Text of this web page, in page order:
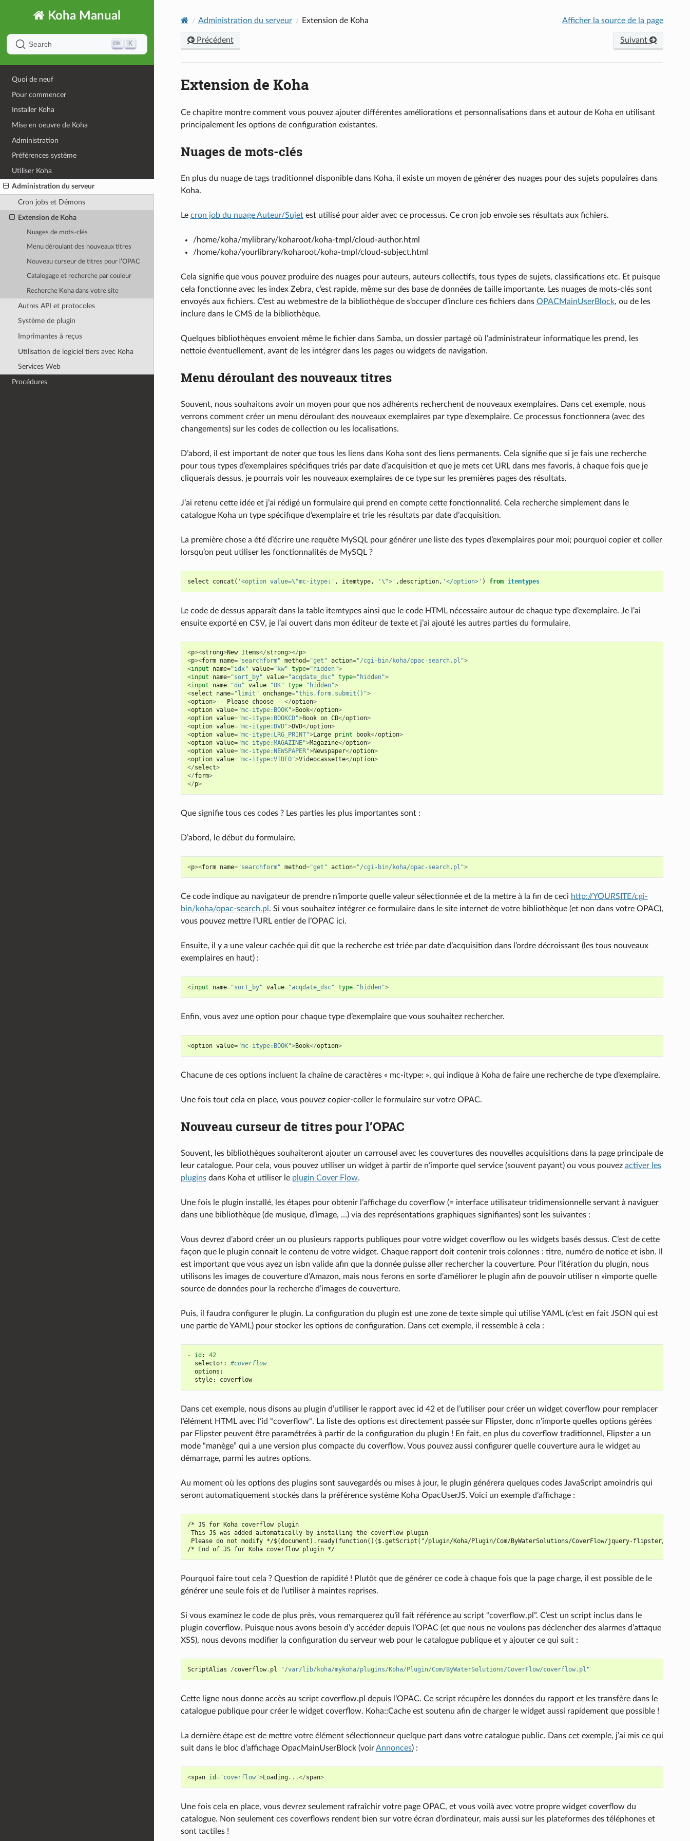
Koha Manual
Search K
Quoi de neuf
Pour commencer
Installer Koha
Mise en oeuvre de Koha
Administration
Préférences système
Utiliser Koha
Administration du serveur
Cron jobs et Démons
Extension de Koha
Nuages de mots-clés
Menu déroulant des nouveaux titres
Nouveau curseur de titres pour l’OPAC
Catalogage et recherche par couleur
Recherche Koha dans votre site
Autres API et protocoles
Système de plugin
Imprimantes à reçus
Utilisation de logiciel tiers avec Koha
Services Web
Procédures
Administration du serveur Extension de Koha Afficher la source de la page
Précédent Suivant
Extension de Koha
Ce chapitre montre comment vous pouvez ajouter différentes améliorations et personnalisations dans et autour de Koha en utilisant
principalement les options de configuration existantes.
Nuages de mots-clés
En plus du nuage de tags traditionnel disponible dans Koha, il existe un moyen de générer des nuages pour des sujets populaires dans
Koha.
Le cron job du nuage Auteur/Sujetest utilisé pour aider avec ce processus. Ce cron job envoie ses résultats aux fichiers.
/home/koha/mylibrary/koharoot/koha-tmpl/cloud-author.html
/home/koha/yourlibrary/koharoot/koha-tmpl/cloud-subject.html
Cela signifie que vous pouvez produire des nuages pour auteurs, auteurs collectifs, tous types de sujets, classifications etc. Et puisque
cela fonctionne avec les index Zebra, c’est rapide, même sur des base de données de taille importante. Les nuages de mots-clés sont
envoyés aux fichiers. C’est au webmestre de la bibliothèque de s’occuper d’inclure ces fichiers dans OPACMainUserBlock, ou de les
inclure dans le CMS de la bibliothèque.
Quelques bibliothèques envoient même le fichier dans Samba, un dossier partagé où l’administrateur informatique les prend, les
nettoie éventuellement, avant de les intégrer dans les pages ou widgets de navigation.
Menu déroulant des nouveaux titres
Souvent, nous souhaitons avoir un moyen pour que nos adhérents recherchent de nouveaux exemplaires. Dans cet exemple, nous
verrons comment créer un menu déroulant des nouveaux exemplaires par type d’exemplaire. Ce processus fonctionnera (avec des
changements) sur les codes de collection ou les localisations.
D’abord, il est important de noter que tous les liens dans Koha sont des liens permanents. Cela signifie que si je fais une recherche
pour tous types d’exemplaires spécifiques triés par date d’acquisition et que je mets cet URL dans mes favoris, à chaque fois que je
cliquerais dessus, je pourrais voir les nouveaux exemplaires de ce type sur les premières pages des résultats.
J’ai retenu cette idée et j’ai rédigé un formulaire qui prend en compte cette fonctionnalité. Cela recherche simplement dans le
catalogue Koha un type spécifique d’exemplaire et trie les résultats par date d’acquisition.
La première chose a été d’écrire une requête MySQL pour générer une liste des types d’exemplaires pour moi; pourquoi copier et coller
lorsqu’on peut utiliser les fonctionnalités de MySQL ?
select concat ( '<option value=\"mc-itype:' , itemtype, ' \">' ,description, '</option>' ) from itemtypes
Le code de dessus apparaît dans la table itemtypes ainsi que le code HTML nécessaire autour de chaque type d’exemplaire. Je l’ai
ensuite exporté en CSV, je l’ai ouvert dans mon éditeur de texte et j’ai ajouté les autres parties du formulaire.
<p><strong>New Items</strong></p>
<p><form name="searchform" method="get" action="/cgi-bin/koha/opac-search.pl">
<input name="idx" value="kw" type="hidden">
<input name="sort_by" value="acqdate_dsc" type="hidden">
<input name="do" value="OK" type="hidden">
<select name="limit" onchange="this.form.submit()">
<option>-- Please choose --</option>
<option value="mc-itype:BOOK">Book</option>
<option value="mc-itype:BOOKCD">Book on CD</option>
<option value="mc-itype:DVD">DVD</option>
<option value="mc-itype:LRG_PRINT">Large print book</option>
<option value="mc-itype:MAGAZINE">Magazine</option>
<option value="mc-itype:NEWSPAPER">Newspaper</option>
<option value="mc-itype:VIDEO">Videocassette</option>
</select>
</form>
</p>
Que signifie tous ces codes ? Les parties les plus importantes sont :
D’abord, le début du formulaire.
<p><form name="searchform" method="get" action="/cgi-bin/koha/opac-search.pl">
Ce code indique au navigateur de prendre n’importe quelle valeur sélectionnée et de la mettre à la fin de ceci http://YOURSITE/cgi-
bin/koha/opac-search.pl . Si vous souhaitez intégrer ce formulaire dans le site internet de votre bibliothèque (et non dans votre OPAC),
vous pouvez mettre l’URL entier de l’OPAC ici.
Ensuite, il y a une valeur cachée qui dit que la recherche est triée par date d’acquisition dans l’ordre décroissant (les tous nouveaux
exemplaires en haut) :
<input name="sort_by" value="acqdate_dsc" type="hidden">
Enfin, vous avez une option pour chaque type d’exemplaire que vous souhaitez rechercher.
<option value="mc-itype:BOOK">Book</option>
Chacune de ces options incluent la chaîne de caractères « mc-itype: », qui indique à Koha de faire une recherche de type d’exemplaire.
Une fois tout cela en place, vous pouvez copier-coller le formulaire sur votre OPAC.
Nouveau curseur de titres pour l’OPAC
Souvent, les bibliothèques souhaiteront ajouter un carrousel avec les couvertures des nouvelles acquisitions dans la page principale de
leur catalogue. Pour cela, vous pouvez utiliser un widget à partir de n’importe quel service (souvent payant) ou vous pouvez activer les
pluginsdans Koha et utiliser le plugin Cover Flow.
Une fois le plugin installé, les étapes pour obtenir l’affichage du coverflow (= interface utilisateur tridimensionnelle servant à naviguer
dans une bibliothèque (de musique, d’image, …) via des représentations graphiques signifiantes) sont les suivantes :
Vous devrez d’abord créer un ou plusieurs rapports publiques pour votre widget coverflow ou les widgets basés dessus. C’est de cette
façon que le plugin connait le contenu de votre widget. Chaque rapport doit contenir trois colonnes : titre, numéro de notice et isbn. Il
est important que vous ayez un isbn valide afin que la donnée puisse aller rechercher la couverture. Pour l’itération du plugin, nous
utilisons les images de couverture d’Amazon, mais nous ferons en sorte d’améliorer le plugin afin de pouvoir utiliser n »importe quelle
source de données pour la recherche d’images de couverture.
Puis, il faudra configurer le plugin. La configuration du plugin est une zone de texte simple qui utilise YAML (c’est en fait JSON qui est
une partie de YAML) pour stocker les options de configuration. Dans cet exemple, il ressemble à cela :
- id :
42
selector:
#coverflow
options :
style: coverflow
Dans cet exemple, nous disons au plugin d’utiliser le rapport avec id 42 et de l’utiliser pour créer un widget coverflow pour remplacer
l’élément HTML avec l’id “coverflow“. La liste des options est directement passée sur Flipster, donc n’importe quelles options gérées
par Flipster peuvent être paramétrées à partir de la configuration du plugin ! En fait, en plus du coverflow traditionnel, Flipster a un
mode “manège” qui a une version plus compacte du coverflow. Vous pouvez aussi configurer quelle couverture aura le widget au
démarrage, parmi les autres options.
Au moment où les options des plugins sont sauvegardés ou mises à jour, le plugin générera quelques codes JavaScript amoindris qui
seront automatiquement stockés dans la préférence système Koha OpacUserJS. Voici un exemple d’affichage :
/* JS for Koha coverflow plugin
This JS was added automatically by installing the coverflow plugin
Please do not modify */$(document).ready(function(){$.getScript("/plugin/Koha/Plugin/Com/ByWaterSolutions/CoverFlow/
/* End of JS for Koha coverflow plugin */
Pourquoi faire tout cela ? Question de rapidité ! Plutôt que de générer ce code à chaque fois que la page charge, il est possible de le
générer une seule fois et de l’utiliser à maintes reprises.
Si vous examinez le code de plus près, vous remarquerez qu’il fait référence au script “coverflow.pl”. C’est un script inclus dans le
plugin coverflow. Puisque nous avons besoin d’y accéder depuis l’OPAC (et que nous ne voulons pas déclencher des alarmes d’attaque
XSS), nous devons modifier la configuration du serveur web pour le catalogue publique et y ajouter ce qui suit :
ScriptAlias /coverflow. pl "/var/lib/koha/mykoha/plugins/Koha/Plugin/Com/ByWaterSolutions/CoverFlow/coverflow.pl"
Cette ligne nous donne accès au script coverflow.pl depuis l’OPAC. Ce script récupère les données du rapport et les transfère dans le
catalogue publique pour créer le widget coverflow. Koha::Cache est soutenu afin de charger le widget aussi rapidement que possible !
La dernière étape est de mettre votre élément sélectionneur quelque part dans votre catalogue public. Dans cet exemple, j’ai mis ce qui
suit dans le bloc d’affichage OpacMainUserBlock (voirAnnonces) :
<span id="coverflow">Loading...</span>
Une fois cela en place, vous devrez seulement rafraîchir votre page OPAC, et vous voilà avec votre propre widget coverflow du
catalogue. Non seulement ces coverflows rendent bien sur votre écran d’ordinateur, mais aussi sur les plateformes des téléphones et
sont tactiles !